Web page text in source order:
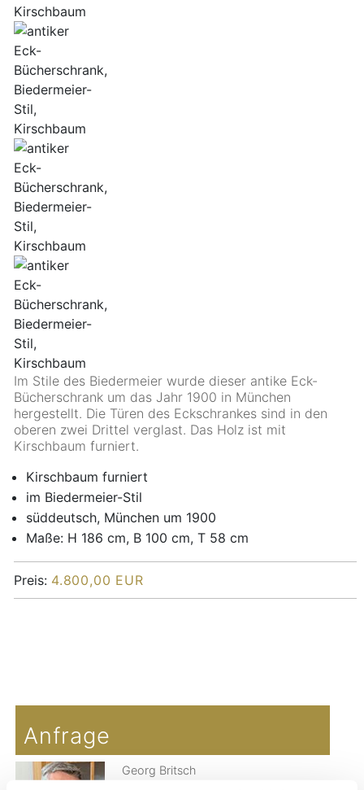
Im Stile des Biedermeier wurde dieser antike Eck-
Bücherschrank um das Jahr 1900 in München
hergestellt. Die Türen des Eckschrankes sind in den
oberen zwei Drittel verglast. Das Holz ist mit
Kirschbaum furniert.
Kirschbaum furniert
im Biedermeier-Stil
süddeutsch, München um 1900
Maße: H 186 cm, B 100 cm, T 58 cm
Preis: 4.800,00 EUR
Anfrage
Georg Britsch